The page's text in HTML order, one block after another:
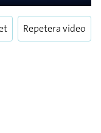
Enter
Repetera video